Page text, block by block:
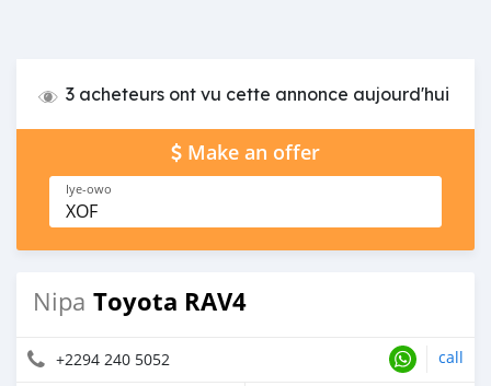
3 acheteurs ont vu cette annonce aujourd'hui
Make an offer
Iye-owo
XOF
Nipa Toyota RAV4
+2294 240 5052 call